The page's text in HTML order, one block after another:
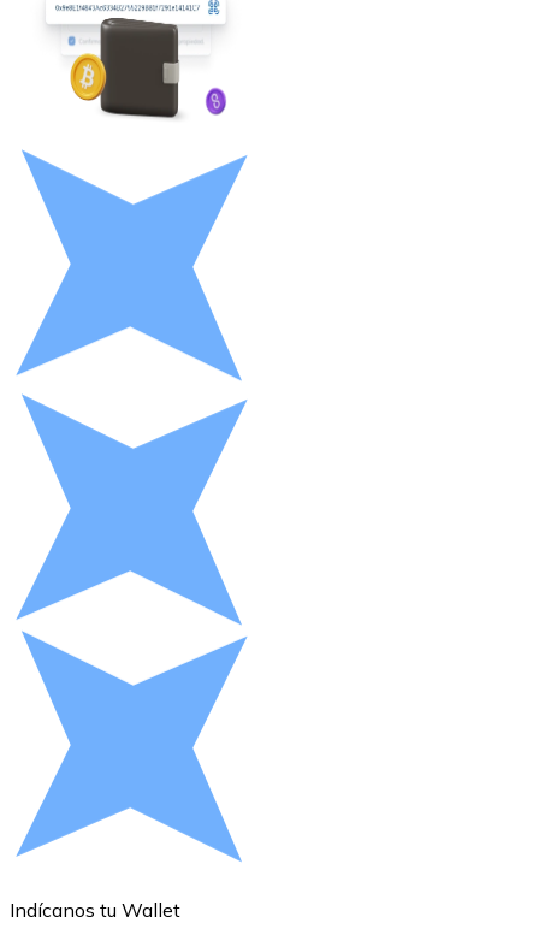
LTC
XRP
Efectivo
Compra criptomonedas con efectivo en tu tienda más
Comprar con efectivo
Transferencia SEPA
Añade fondos a tu cuenta Bitnovo o realiza compras
Comprar con Transferencia
Tarjeta de crédito / débito
Utiliza tarjetas Visa y Mastercard para comprar
Tienda - Tarjetas regalo
Indícanos tu Wallet